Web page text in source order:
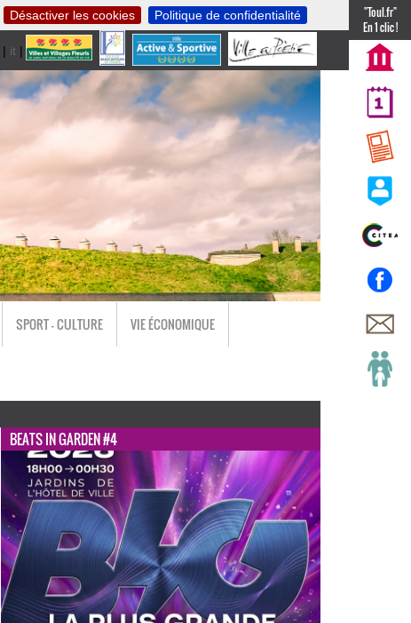
Désactiver les cookies Politique de confidentialité
| it |nl
"Toul.fr"
En 1 clic !
SPORT - CULTURE VIE ÉCONOMIQUE
BEATS IN GARDEN #4